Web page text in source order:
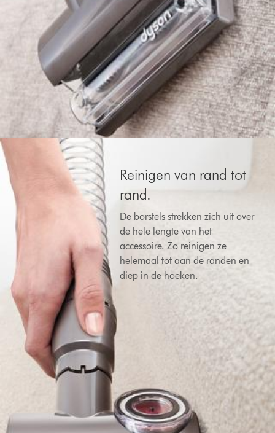
Reinigen van rand tot
rand.
De borstels strekken zich uit over
de hele lengte van het
accessoire. Zo reinigen ze
helemaal tot aan de randen en
diep in de hoeken.